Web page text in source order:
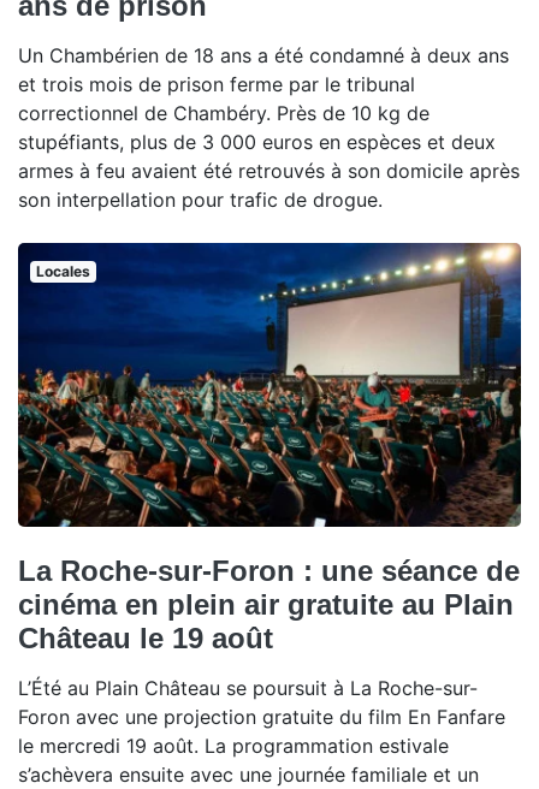
Un Chambérien de 18 ans a été condamné à deux ans
et trois mois de prison ferme par le tribunal
correctionnel de Chambéry. Près de 10 kg de
stupéfiants, plus de 3 000 euros en espèces et deux
armes à feu avaient été retrouvés à son domicile après
son interpellation pour trafic de drogue.
Locales
La Roche-sur-Foron : une séance de
cinéma en plein air gratuite au Plain
Château le 19 août
L’Été au Plain Château se poursuit à La Roche-sur-
Foron avec une projection gratuite du film En Fanfare
le mercredi 19 août. La programmation estivale
s’achèvera ensuite avec une journée familiale et un